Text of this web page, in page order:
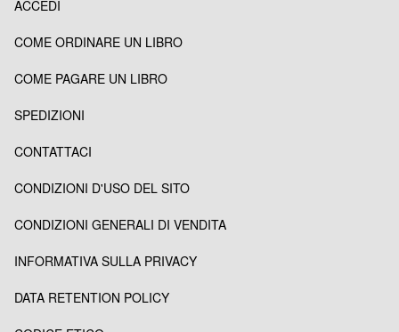
ACCEDI
COME ORDINARE UN LIBRO
COME PAGARE UN LIBRO
SPEDIZIONI
CONTATTACI
CONDIZIONI D'USO DEL SITO
CONDIZIONI GENERALI DI VENDITA
INFORMATIVA SULLA PRIVACY
DATA RETENTION POLICY